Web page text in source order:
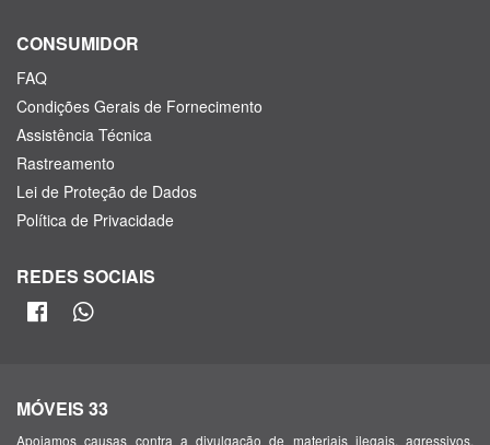
CONSUMIDOR
FAQ
Condições Gerais de Fornecimento
Assistência Técnica
Rastreamento
Lei de Proteção de Dados
Política de Privacidade
REDES SOCIAIS
MÓVEIS 33
Apoiamos causas contra a divulgação de materiais ilegais, agressivos,